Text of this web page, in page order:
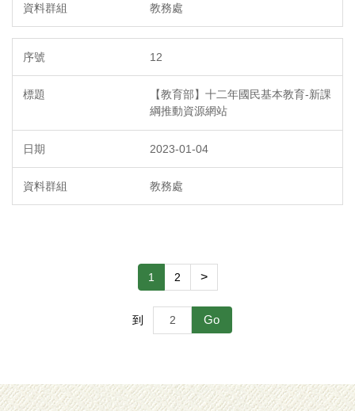
教務處
12
【教育部】十二年國民基本教育-新課
綱推動資源網站
2023-01-04
教務處
1 2 >
到 Go